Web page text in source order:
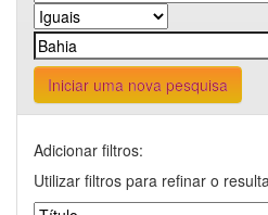
Iniciar uma nova pesquisa
Adicionar filtros:
Utilizar filtros para refinar o